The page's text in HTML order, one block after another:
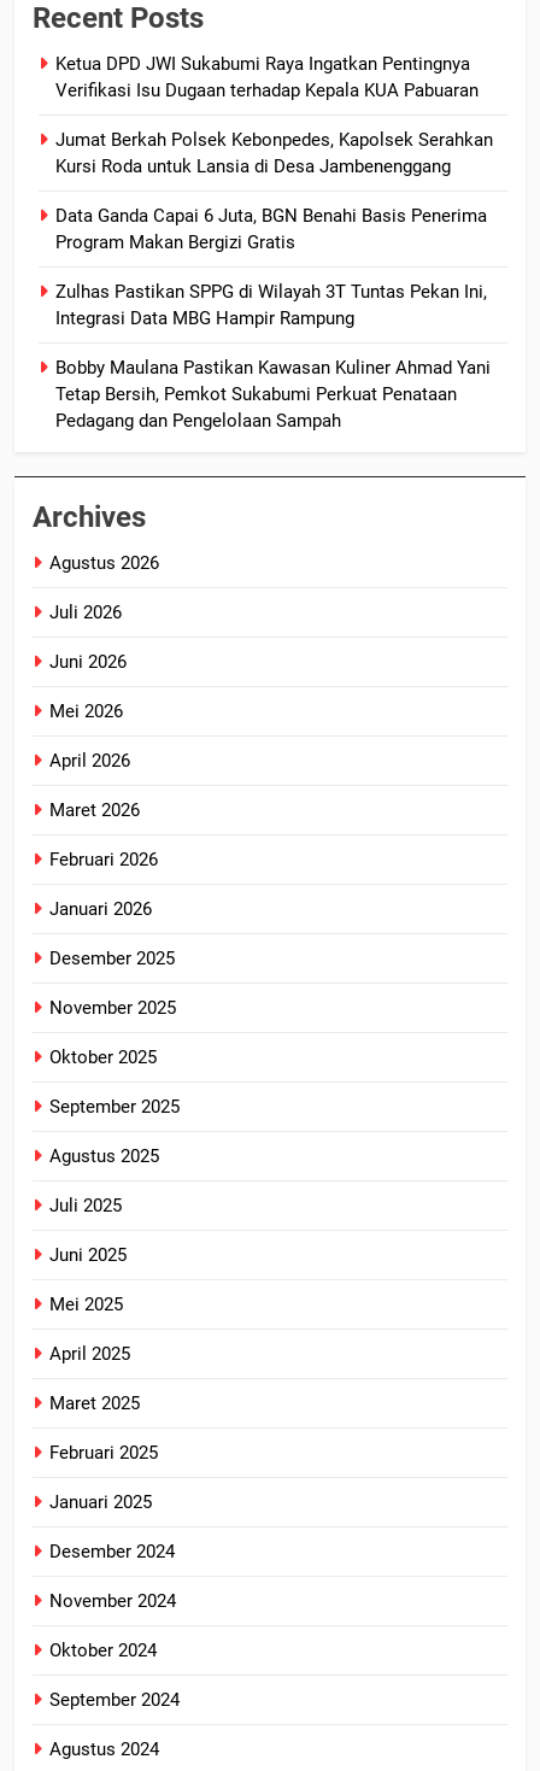
Recent Posts
Ketua DPD JWI Sukabumi Raya Ingatkan Pentingnya
Verifikasi Isu Dugaan terhadap Kepala KUA Pabuaran
Jumat Berkah Polsek Kebonpedes, Kapolsek Serahkan
Kursi Roda untuk Lansia di Desa Jambenenggang
Data Ganda Capai 6 Juta, BGN Benahi Basis Penerima
Program Makan Bergizi Gratis
Zulhas Pastikan SPPG di Wilayah 3T Tuntas Pekan Ini,
Integrasi Data MBG Hampir Rampung
Bobby Maulana Pastikan Kawasan Kuliner Ahmad Yani
Tetap Bersih, Pemkot Sukabumi Perkuat Penataan
Pedagang dan Pengelolaan Sampah
Archives
Agustus 2026
Juli 2026
Juni 2026
Mei 2026
April 2026
Maret 2026
Februari 2026
Januari 2026
Desember 2025
November 2025
Oktober 2025
September 2025
Agustus 2025
Juli 2025
Juni 2025
Mei 2025
April 2025
Maret 2025
Februari 2025
Januari 2025
Desember 2024
November 2024
Oktober 2024
September 2024
Agustus 2024